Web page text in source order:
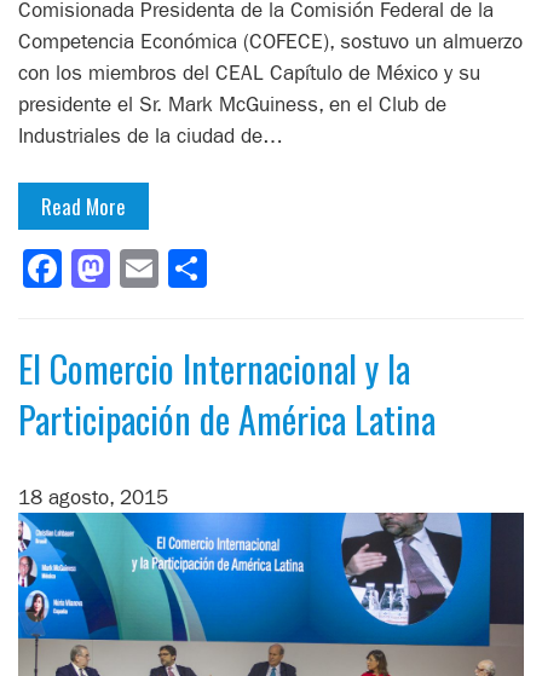
Comisionada Presidenta de la Comisión Federal de la
Competencia Económica (COFECE), sostuvo un almuerzo
con los miembros del CEAL Capítulo de México y su
presidente el Sr. Mark McGuiness, en el Club de
Industriales de la ciudad de…
Read More
Facebook
Mastodon
Email
El Comercio Internacional y la
Participación de América Latina
18 agosto, 2015